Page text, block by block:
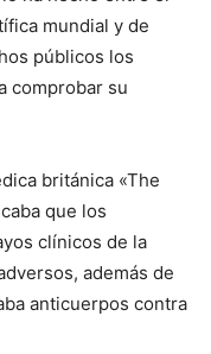
mundial y de
públicos los
comprobar su
británica «The
que los
clínicos de la
además de
anticuerpos contra